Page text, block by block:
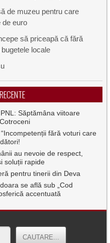
de muzeu pentru care
de euro
să priceapă că fără
locale
Săptămâna viitoare
fără voturi care
au nevoie de respect,
soluții rapide
pentru tinerii din Deva
se află sub „Cod
accentuată